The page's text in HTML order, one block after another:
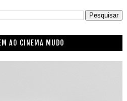
AO CINEMA MUDO